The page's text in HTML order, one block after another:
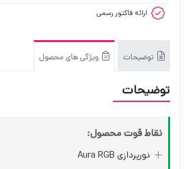
ارائه فاکتور رسمی
توضیحات ویژگی های محصول
توضیحات
نقاط قوت محصول:
نورپردازی Aura RGB